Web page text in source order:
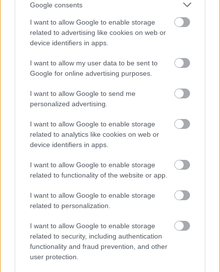
Google consents
I want to allow Google to enable storage
related to advertising like cookies on web or
device identifiers in apps.
I want to allow my user data to be sent to
Google for online advertising purposes.
I want to allow Google to send me
personalized advertising.
I want to allow Google to enable storage
related to analytics like cookies on web or
device identifiers in apps.
I want to allow Google to enable storage
related to functionality of the website or app.
I want to allow Google to enable storage
related to personalization.
I want to allow Google to enable storage
related to security, including authentication
functionality and fraud prevention, and other
user protection.
cigányzenés megőrülés, amiben a zsámbéki ethno-
beat zenekar, azaurevoir.csatlakozik hozzájuk. Bár
más világot képviselnek, a közös nevező ugyanaz –
tiszta szívvel, alázattal és szenvedéllyel nyúlnak
a mában.
KIÍRTAM, LETETEM AZ ITALT”: AUREVOIR. A RECORDER
PODCASTJÁBAN
A kedvezményes jegyvásárlás szeptember 29-én 10
órától október elsején szintén (délelőtt) 10-ig tart,
ide kattintva, az EARLYBIRD10 kuponkóddal.